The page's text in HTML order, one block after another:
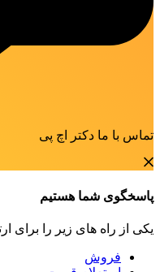
تماس با ما دکتر اچ پی
پاسخگوی شما هستیم
یکی از راه های زیر را برای
فروش